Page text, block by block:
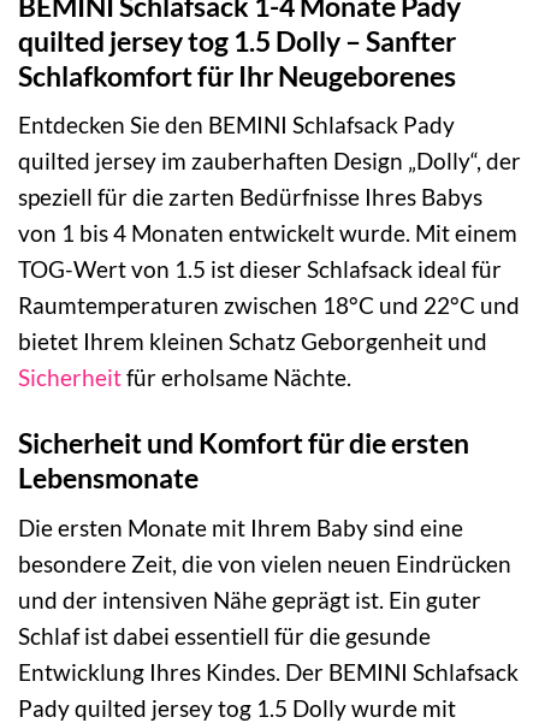
quilted jersey tog 1.5 Dolly – Sanfter
Schlafkomfort für Ihr Neugeborenes
Entdecken Sie den BEMINI Schlafsack Pady
quilted jersey im zauberhaften Design „Dolly“, der
speziell für die zarten Bedürfnisse Ihres Babys
von 1 bis 4 Monaten entwickelt wurde. Mit einem
TOG-Wert von 1.5 ist dieser Schlafsack ideal für
Raumtemperaturen zwischen 18°C und 22°C und
bietet Ihrem kleinen Schatz Geborgenheit und
Sicherheitfür erholsame Nächte.
Sicherheit und Komfort für die ersten
Lebensmonate
Die ersten Monate mit Ihrem Baby sind eine
besondere Zeit, die von vielen neuen Eindrücken
und der intensiven Nähe geprägt ist. Ein guter
Schlaf ist dabei essentiell für die gesunde
Entwicklung Ihres Kindes. Der BEMINI Schlafsack
Pady quilted jersey tog 1.5 Dolly wurde mit